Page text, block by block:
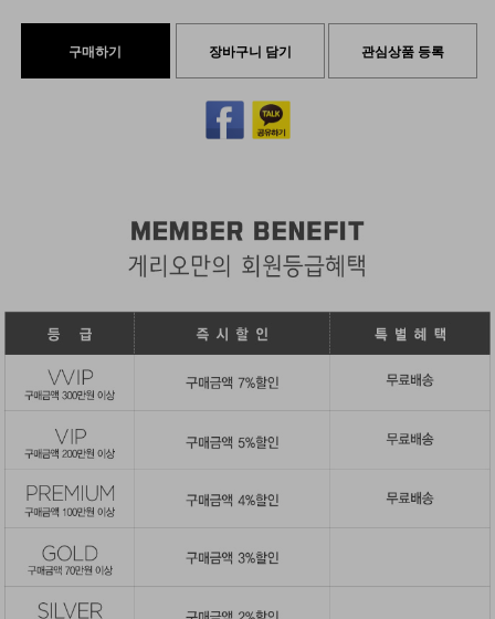
구매하기 장바구니 담기 관심상품 등록